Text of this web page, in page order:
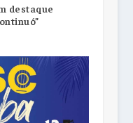
destaque